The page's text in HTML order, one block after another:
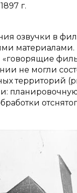
г.
озвучки в
материалами.
не могли
территорий